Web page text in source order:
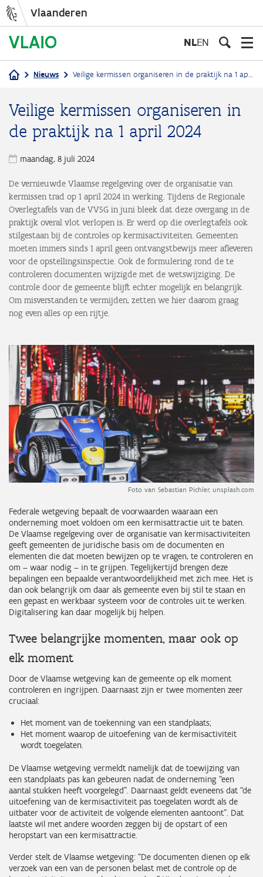
inhoud
Vlaanderen
NLEN
Nieuws Veilige kermissen organiseren in de praktijk na 1 april 2024
Veilige kermissen organiseren in
de praktijk na 1 april 2024
maandag, 8 juli 2024
De vernieuwde Vlaamse regelgeving over de organisatie van
kermissen trad op 1 april 2024 in werking. Tijdens de Regionale
Overlegtafels van de VVSG in juni bleek dat deze overgang in de
praktijk overal vlot verlopen is. Er werd op die overlegtafels ook
stilgestaan bij de controles op kermisactiviteiten. Gemeenten
moeten immers sinds 1 april geen ontvangstbewijs meer afleveren
voor de opstellingsinspectie. Ook de formulering rond de te
controleren documenten wijzigde met de wetswijziging. De
controle door de gemeente blijft echter mogelijk en belangrijk.
Om misverstanden te vermijden, zetten we hier daarom graag
nog even alles op een rijtje.
Foto van Sebastian Pichler, unsplash.com
Federale wetgeving bepaalt de voorwaarden waaraan een
onderneming moet voldoen om een kermisattractie uit te baten.
De Vlaamse regelgeving over de organisatie van kermisactiviteiten
geeft gemeenten de juridische basis om de documenten en
elementen die dat moeten bewijzen op te vragen, te controleren en
om – waar nodig – in te grijpen. Tegelijkertijd brengen deze
bepalingen een bepaalde verantwoordelijkheid met zich mee. Het is
dan ook belangrijk om daar als gemeente even bij stil te staan en
een gepast en werkbaar systeem voor de controles uit te werken.
Digitalisering kan daar mogelijk bij helpen.
Twee belangrijke momenten, maar ook op
elk moment
Door de Vlaamse wetgeving kan de gemeente op elk moment
controleren en ingrijpen. Daarnaast zijn er twee momenten zeer
cruciaal:
Het moment van de toekenning van een standplaats;
Het moment waarop de uitoefening van de kermisactiviteit
wordt toegelaten.
De Vlaamse wetgeving vermeldt namelijk dat de toewijzing van
een standplaats pas kan gebeuren nadat de onderneming “een
aantal stukken heeft voorgelegd”. Daarnaast geldt eveneens dat “de
uitoefening van de kermisactiviteit pas toegelaten wordt als de
uitbater voor de activiteit de volgende elementen aantoont”. Dat
laatste wil met andere woorden zeggen bij de opstart of een
heropstart van een kermisattractie.
Verder stelt de Vlaamse wetgeving: “De documenten dienen op elk
verzoek van een van de personen belast met de controle op de